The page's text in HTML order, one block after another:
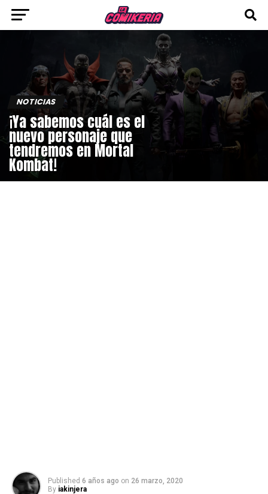
NOTICIAS
¡Ya sabemos cuál es el
nuevo personaje que
tendremos en Mortal
Kombat!
Published 6 años ago on 26 marzo, 2020
By iakinjera